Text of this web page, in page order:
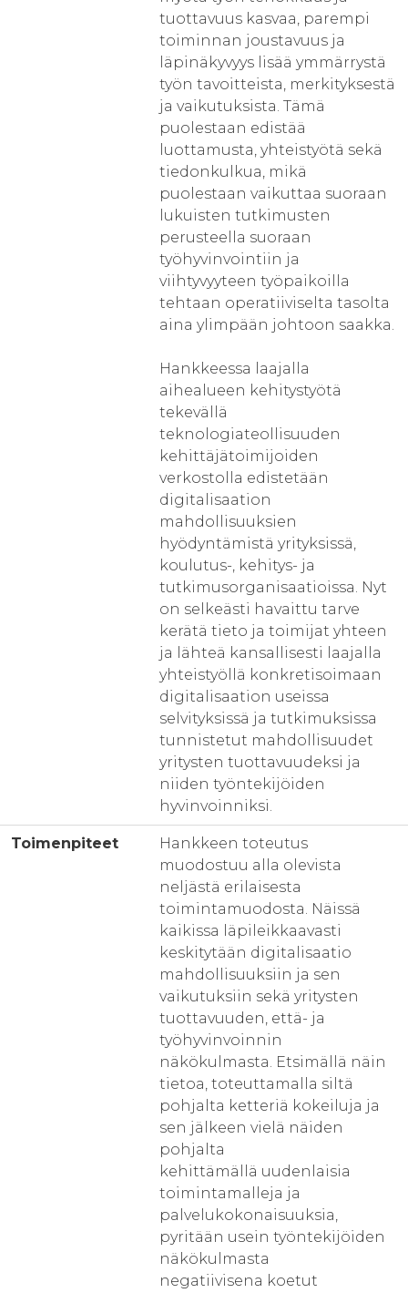
tuottavuus kasvaa, parempi
toiminnan joustavuus ja
läpinäkyvyys lisää ymmärrystä
työn tavoitteista, merkityksestä
ja vaikutuksista. Tämä
puolestaan edistää
luottamusta, yhteistyötä sekä
tiedonkulkua, mikä
puolestaan vaikuttaa suoraan
lukuisten tutkimusten
perusteella suoraan
työhyvinvointiin ja
viihtyvyyteen työpaikoilla
tehtaan operatiiviselta tasolta
aina ylimpään johtoon saakka.
Hankkeessa laajalla
aihealueen kehitystyötä
tekevällä
teknologiateollisuuden
kehittäjätoimijoiden
verkostolla edistetään
digitalisaation
mahdollisuuksien
hyödyntämistä yrityksissä,
koulutus-, kehitys- ja
tutkimusorganisaatioissa. Nyt
on selkeästi havaittu tarve
kerätä tieto ja toimijat yhteen
ja lähteä kansallisesti laajalla
yhteistyöllä konkretisoimaan
digitalisaation useissa
selvityksissä ja tutkimuksissa
tunnistetut mahdollisuudet
yritysten tuottavuudeksi ja
niiden työntekijöiden
hyvinvoinniksi.
Toimenpiteet
Hankkeen toteutus
muodostuu alla olevista
neljästä erilaisesta
toimintamuodosta. Näissä
kaikissa läpileikkaavasti
keskitytään digitalisaatio
mahdollisuuksiin ja sen
vaikutuksiin sekä yritysten
tuottavuuden, että- ja
työhyvinvoinnin
näkökulmasta. Etsimällä näin
tietoa, toteuttamalla siltä
pohjalta ketteriä kokeiluja ja
sen jälkeen vielä näiden
pohjalta
kehittämällä uudenlaisia
toimintamalleja ja
palvelukokonaisuuksia,
pyritään usein työntekijöiden
näkökulmasta
negatiivisena koetut